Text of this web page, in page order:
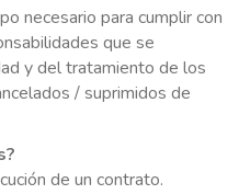
necesario para cumplir con
que se
y del tratamiento de los
/ suprimidos de
de un contrato.